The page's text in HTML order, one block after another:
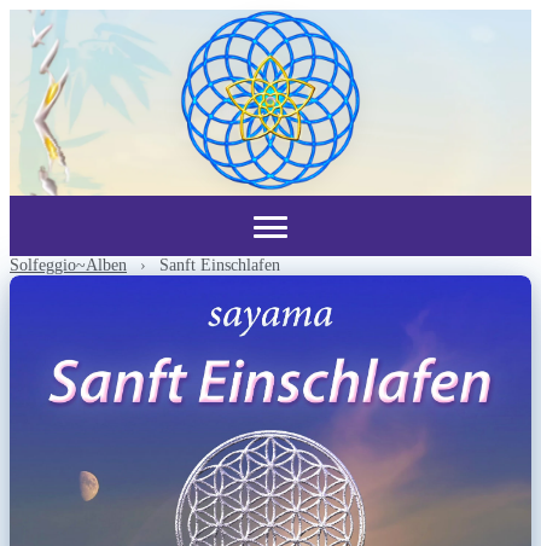
Solfeggio~Alben › Sanft Einschlafen